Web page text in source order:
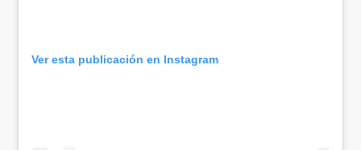
Ver esta publicación en Instagram